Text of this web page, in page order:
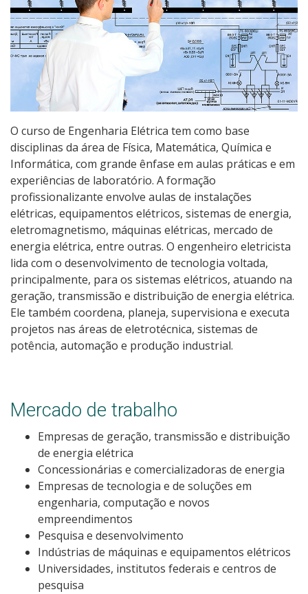
Graduação
Especialização
Educação a Distância
Todos os cursos
Processo de Inscrição
Resultados
Resultados Vagas Remanescentes
Como posso estudar no IFSC?
Cotas
Inscrições e acompanhamento
Orientações para Matrícula
Transferências e Retornos
Vagas em Regime Especial
O curso de Engenharia Elétrica tem como base
disciplinas da área de Física, Matemática, Química e
Informática, com grande ênfase em aulas práticas e em
experiências de laboratório. A formação
profissionalizante envolve aulas de instalações
elétricas, equipamentos elétricos, sistemas de energia,
eletromagnetismo, máquinas elétricas, mercado de
energia elétrica, entre outras. O engenheiro eletricista
lida com o desenvolvimento de tecnologia voltada,
principalmente, para os sistemas elétricos, atuando na
geração, transmissão e distribuição de energia elétrica.
Ele também coordena, planeja, supervisiona e executa
projetos nas áreas de eletrotécnica, sistemas de
potência, automação e produção industrial.
Mercado de trabalho
Empresas de geração, transmissão e distribuição
de energia elétrica
Concessionárias e comercializadoras de energia
Empresas de tecnologia e de soluções em
engenharia, computação e novos
empreendimentos
Pesquisa e desenvolvimento
Indústrias de máquinas e equipamentos elétricos
Universidades, institutos federais e centros de
pesquisa